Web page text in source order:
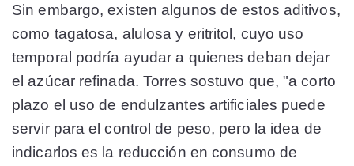
Sin embargo, existen algunos de estos aditivos,
como tagatosa, alulosa y eritritol, cuyo uso
temporal podría ayudar a quienes deban dejar
el azúcar refinada. Torres sostuvo que, "a corto
plazo el uso de endulzantes artificiales puede
servir para el control de peso, pero la idea de
indicarlos es la reducción en consumo de